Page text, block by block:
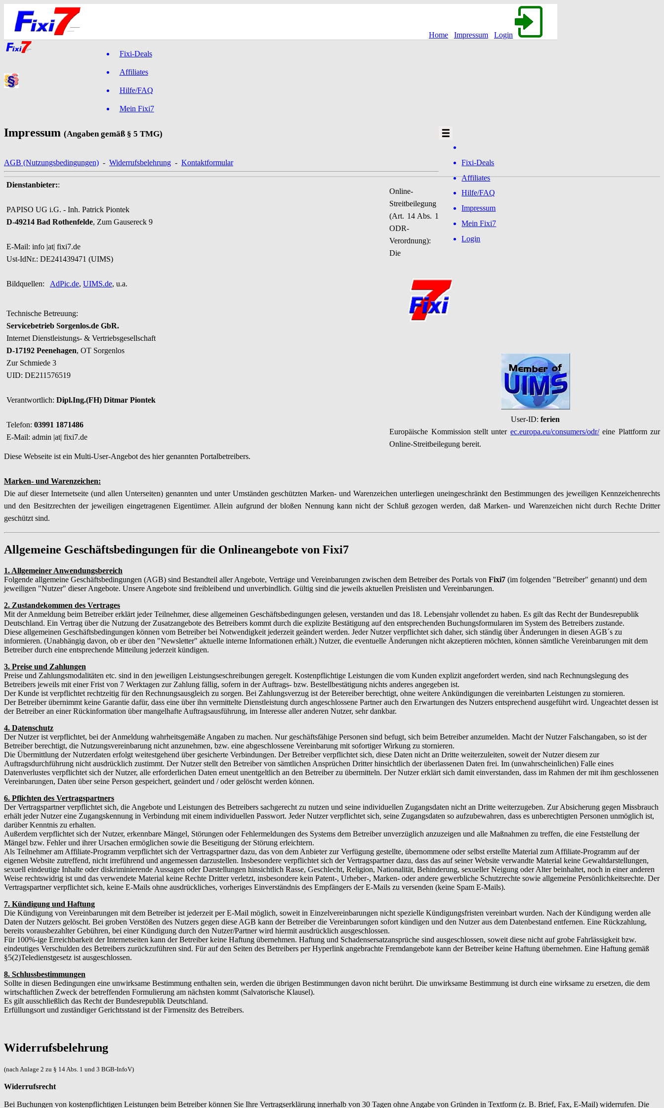
Home Impressum Login
Fixi-Deals
Affiliates
Hilfe/FAQ
Mein Fixi7
Fixi-Deals
Affiliates
Hilfe/FAQ
Impressum
Mein Fixi7
Login
Impressum (Angaben gemäß § 5 TMG)
AGB (Nutzungsbedingungen) - Widerrufsbelehrung - Kontaktformular
Dienstanbieter::
PAPISO UG i.G. - Inh. Patrick Piontek
D-49214 Bad Rothenfelde, Zum Gausereck 9
E-Mail: info |at| fixi7.de
Ust-IdNr.: DE241439471 (UIMS)
Bildquellen: AdPic.de, UIMS.de, u.a.
Technische Betreuung:
Servicebetrieb Sorgenlos.de GbR.
Internet Dienstleistungs- & Vertriebsgesellschaft
D-17192 Peenehagen, OT Sorgenlos
Zur Schmiede 3
UID: DE211576519
Verantwortlich: Dipl.Ing.(FH) Ditmar Piontek
Telefon: 03991 1871486
E-Mail: admin |at| fixi7.de
User-ID:ferien
Online-
Streitbeilegung
(Art. 14 Abs. 1
ODR-
Verordnung):
Die
Europäische Kommission stellt unter ec.europa.eu/consumers/odr/eine Plattform zur
Online-Streitbeilegung bereit.
Diese Webseite ist ein Multi-User-Angebot des hier genannten Portalbetreibers.
Marken- und Warenzeichen:
Die auf dieser Internetseite (und allen Unterseiten) genannten und unter Umständen geschützten Marken- und Warenzeichen unterliegen uneingeschränkt den Bestimmungen des jeweiligen Kennzeichenrechts
und den Besitzrechten der jeweiligen eingetragenen Eigentümer. Allein aufgrund der bloßen Nennung kann nicht der Schluß gezogen werden, daß Marken- und Warenzeichen nicht durch Rechte Dritter
geschützt sind.
Allgemeine Geschäftsbedingungen für die Onlineangebote von Fixi7
1. Allgemeiner Anwendungsbereich
Folgende allgemeine Geschäftsbedingungen (AGB) sind Bestandteil aller Angebote, Verträge und Vereinbarungen zwischen dem Betreiber des Portals von Fixi7 (im folgenden "Betreiber" genannt) und dem
jeweiligen "Nutzer" dieser Angebote. Unsere Angebote sind freibleibend und unverbindlich. Gültig sind die jeweils aktuellen Preislisten und Vereinbarungen.
2. Zustandekommen des Vertrages
Mit der Anmeldung beim Betreiber erklärt jeder Teilnehmer, diese allgemeinen Geschäftsbedingungen gelesen, verstanden und das 18. Lebensjahr vollendet zu haben. Es gilt das Recht der Bundesrepublik
Deutschland. Ein Vertrag über die Nutzung der Zusatzangebote des Betreibers kommt durch die explizite Bestätigung auf den entsprechenden Buchungsformularen im System des Betreibers zustande.
Diese allgemeinen Geschäftsbedingungen können vom Betreiber bei Notwendigkeit jederzeit geändert werden. Jeder Nutzer verpflichtet sich daher, sich ständig über Änderungen in diesen AGB´s zu
informieren. (Unabhängig davon, ob er über den "Newsletter" aktuelle interne Informationen erhält.) Nutzer, die eventuelle Änderungen nicht akzeptieren möchten, können sämtliche Vereinbarungen mit dem
Betreiber durch eine entsprechende Mitteilung jederzeit kündigen.
3. Preise und Zahlungen
Preise und Zahlungsmodalitäten etc. sind in den jeweiligen Leistungseschreibungen geregelt. Kostenpflichtige Leistungen die vom Kunden explizit angefordert werden, sind nach Rechnungslegung des
Betreibers jeweils mit einer Frist von 7 Werktagen zur Zahlung fällig, sofern in der Auftrags- bzw. Bestellbestätigung nichts anderes angegeben ist.
Der Kunde ist verpflichtet rechtzeitig für den Rechnungsausgleich zu sorgen. Bei Zahlungsverzug ist der Betereiber berechtigt, ohne weitere Ankündigungen die vereinbarten Leistungen zu stornieren.
Der Betreiber übernimmt keine Garantie dafür, dass eine über ihn vermittelte Dienstleistung durch angeschlossene Partner auch den Erwartungen des Nutzers entsprechend ausgeführt wird. Ungeachtet dessen ist
der Betreiber an einer Rückinformation über mangelhafte Auftragsausführung, im Interesse aller anderen Nutzer, sehr dankbar.
4. Datenschutz
Der Nutzer ist verpflichtet, bei der Anmeldung wahrheitsgemäße Angaben zu machen. Nur geschäftsfähige Personen sind befugt, sich beim Betreiber anzumelden. Macht der Nutzer Falschangaben, so ist der
Betreiber berechtigt, die Nutzungsvereinbarung nicht anzunehmen, bzw. eine abgeschlossene Vereinbarung mit sofortiger Wirkung zu stornieren.
Die Übermittlung der Nutzerdaten erfolgt weitestgehend über gesicherte Verbindungen. Der Betreiber verpflichtet sich, diese Daten nicht an Dritte weiterzuleiten, soweit der Nutzer diesem zur
Auftragsdurchführung nicht ausdrücklich zustimmt. Der Nutzer stellt den Betreiber von sämtlichen Ansprüchen Dritter hinsichtlich der überlassenen Daten frei. Im (unwahrscheinlichen) Falle eines
Datenverlustes verpflichtet sich der Nutzer, alle erforderlichen Daten erneut unentgeltlich an den Betreiber zu übermitteln. Der Nutzer erklärt sich damit einverstanden, dass im Rahmen der mit ihm geschlossenen
Vereinbarungen, Daten über seine Person gespeichert, geändert und / oder gelöscht werden können.
6. Pflichten des Vertragspartners
Der Vertragspartner verpflichtet sich, die Angebote und Leistungen des Betreibers sachgerecht zu nutzen und seine individuellen Zugangsdaten nicht an Dritte weiterzugeben. Zur Absicherung gegen Missbrauch
erhält jeder Nutzer eine Zugangskennung in Verbindung mit einem individuellen Passwort. Jeder Nutzer verpflichtet sich, seine Zugangsdaten so aufzubewahren, dass es unberechtigten Personen unmöglich ist,
darüber Kenntnis zu erhalten.
Außerdem verpflichtet sich der Nutzer, erkennbare Mängel, Störungen oder Fehlermeldungen des Systems dem Betreiber unverzüglich anzuzeigen und alle Maßnahmen zu treffen, die eine Feststellung der
Mängel bzw. Fehler und ihrer Ursachen ermöglichen sowie die Beseitigung der Störung erleichtern.
Als Teilnehmer am Affiliate-Programm verpflichtet sich der Vertragspartner dazu, das von dem Anbieter zur Verfügung gestellte, übernommene oder selbst erstellte Material zum Affiliate-Programm auf der
eigenen Website zutreffend, nicht irreführend und angemessen darzustellen. Insbesondere verpflichtet sich der Vertragspartner dazu, dass das auf seiner Website verwandte Material keine Gewaltdarstellungen,
sexuell eindeutige Inhalte oder diskriminierende Aussagen oder Darstellungen hinsichtlich Rasse, Geschlecht, Religion, Nationalität, Behinderung, sexueller Neigung oder Alter beinhaltet, noch in einer anderen
Weise rechtswidrig ist und das verwendete Material keine Rechte Dritter verletzt, insbesondere kein Patent-, Urheber-, Marken- oder andere gewerbliche Schutzrechte sowie allgemeine Persönlichkeitsrechte. Der
Vertragspartner verpflichtet sich, keine E-Mails ohne ausdrückliches, vorheriges Einverständnis des Empfängers der E-Mails zu versenden (keine Spam E-Mails).
7. Kündigung und Haftung
Die Kündigung von Vereinbarungen mit dem Betreiber ist jederzeit per E-Mail möglich, soweit in Einzelvereinbarungen nicht spezielle Kündigungsfristen vereinbart wurden. Nach der Kündigung werden alle
Daten der Nutzers gelöscht. Bei groben Verstößen des Nutzers gegen diese AGB kann der Betreiber die Vereinbarungen sofort kündigen und den Nutzer aus dem Datenbestand entfernen. Eine Rückzahlung,
bereits vorausbezahlter Gebühren, bei einer Kündigung durch den Nutzer/Partner wird hiermit ausdrücklich ausgeschlossen.
Für 100%-ige Erreichbarkeit der Internetseiten kann der Betreiber keine Haftung übernehmen. Haftung und Schadensersatzansprüche sind ausgeschlossen, soweit diese nicht auf grobe Fahrlässigkeit bzw.
eindeutiges Verschulden des Betreibers zurückzuführen sind. Für auf den Seiten des Betreibers per Hyperlink angebrachte Fremdangebote kann der Betreiber keine Haftung übernehmen. Eine Haftung gemäß
§5(2)Teledienstgesetz ist ausgeschlossen.
8. Schlussbestimmungen
Sollte in diesen Bedingungen eine unwirksame Bestimmung enthalten sein, werden die übrigen Bestimmungen davon nicht berührt. Die unwirksame Bestimmung ist durch eine wirksame zu ersetzen, die dem
wirtschaftlichen Zweck der betreffenden Formulierung am nächsten kommt (Salvatorische Klausel).
Es gilt ausschließlich das Recht der Bundesrepublik Deutschland.
Erfüllungsort und zuständiger Gerichtsstand ist der Firmensitz des Betreibers.
Widerrufsbelehrung
(nach Anlage 2 zu § 14 Abs. 1 und 3 BGB-InfoV)
Widerrufsrecht
Bei Buchungen von kostenpflichtigen Leistungen beim Betreiber können Sie Ihre Vertragserklärung innerhalb von 30 Tagen ohne Angabe von Gründen in Textform (z. B. Brief, Fax, E-Mail) widerrufen. Die